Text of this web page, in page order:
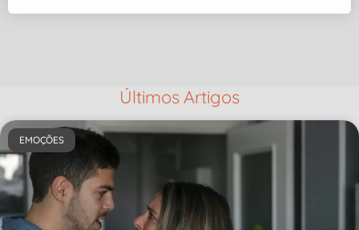
Últimos Artigos
EMOÇÕES